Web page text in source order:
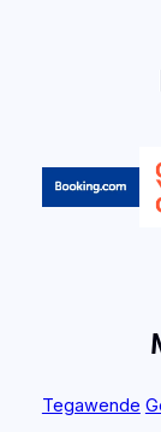
Tegawende